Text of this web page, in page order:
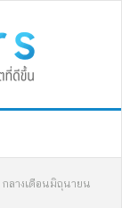
กลางเดือนมิถุนายน